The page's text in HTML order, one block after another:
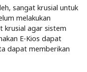
sangat krusial untuk
melakukan
krusial agar sistem
E-Kios dapat
dapat memberikan